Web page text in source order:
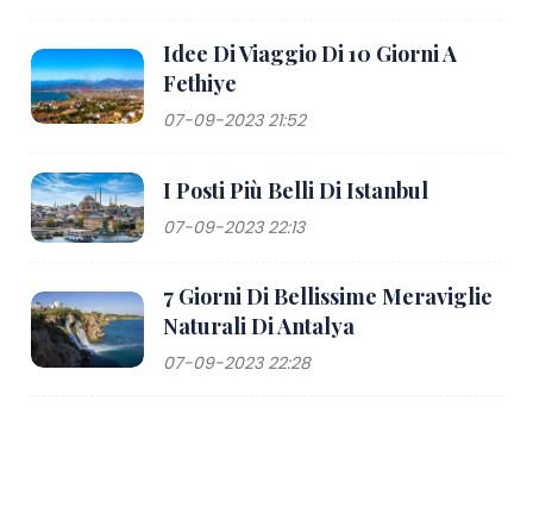
Idee Di Viaggio Di 10 Giorni A
Fethiye
07-09-2023 21:52
I Posti Più Belli Di Istanbul
07-09-2023 22:13
7 Giorni Di Bellissime Meraviglie
Naturali Di Antalya
07-09-2023 22:28